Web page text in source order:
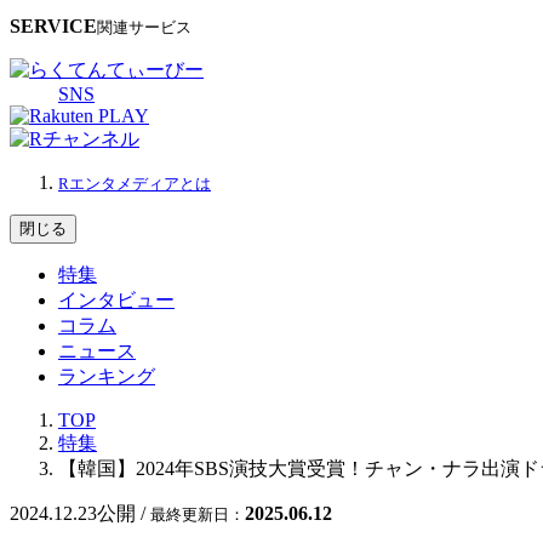
SERVICE関連サービス
SNS
Rエンタメディアとは
閉じる
特集
インタビュー
コラム
ニュース
ランキング
TOP
特集
【韓国】2024年SBS演技大賞受賞！チャン・ナラ出演
2024.12.23公開 / 最終更新日： 2025.06.12